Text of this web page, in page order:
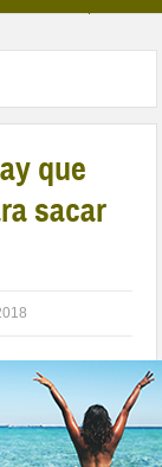
que
sacar